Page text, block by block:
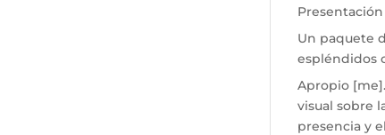
Un paquete
espléndidos
Apropio
visual sobre
presencia y